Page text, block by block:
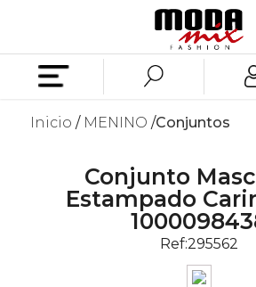
Inicio MENINO Conjuntos
Conjunto
Estampado
Ref:295562